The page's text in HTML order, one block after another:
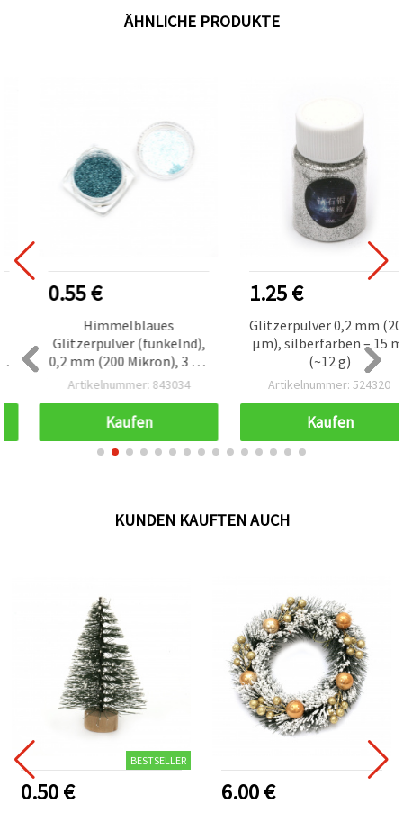
ÄHNLICHE PRODUKTE
0.55 €
Himmelblaues
Glitzerpulver (funkelnd),
0,2 mm (200 Mikron), 3 ml
(~3 g)
Artikelnummer: 843034
Kaufen
1.25 €
Glitzerpulver 0,2 mm
µm), silberfarben – 15
(~12 g)
Artikelnummer: 524320
Kaufen
KUNDEN KAUFTEN AUCH
BESTSELLER
0.50 € 6.00 €